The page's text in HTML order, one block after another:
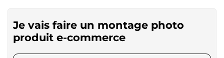
Je vais faire un montage photo
produit e-commerce